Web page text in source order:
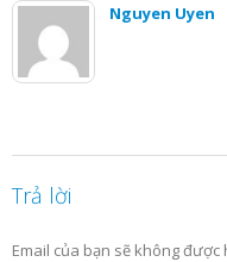
Nguyen Uyen
Trả lời
Email của bạn sẽ không được